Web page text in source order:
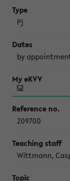
Pj
by
209700
Wittmann,